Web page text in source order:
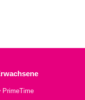
PrimeTime